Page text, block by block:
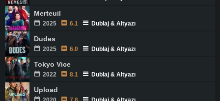
Merteuil
2025 6.1 Dublaj & Altyazı
Dudes
2025 6.0 Dublaj & Altyazı
Tokyo Vice
2022 8.1 Dublaj & Altyazı
Upload